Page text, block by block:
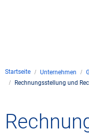
Startseite Unternehmen
Rechnungsstellung und